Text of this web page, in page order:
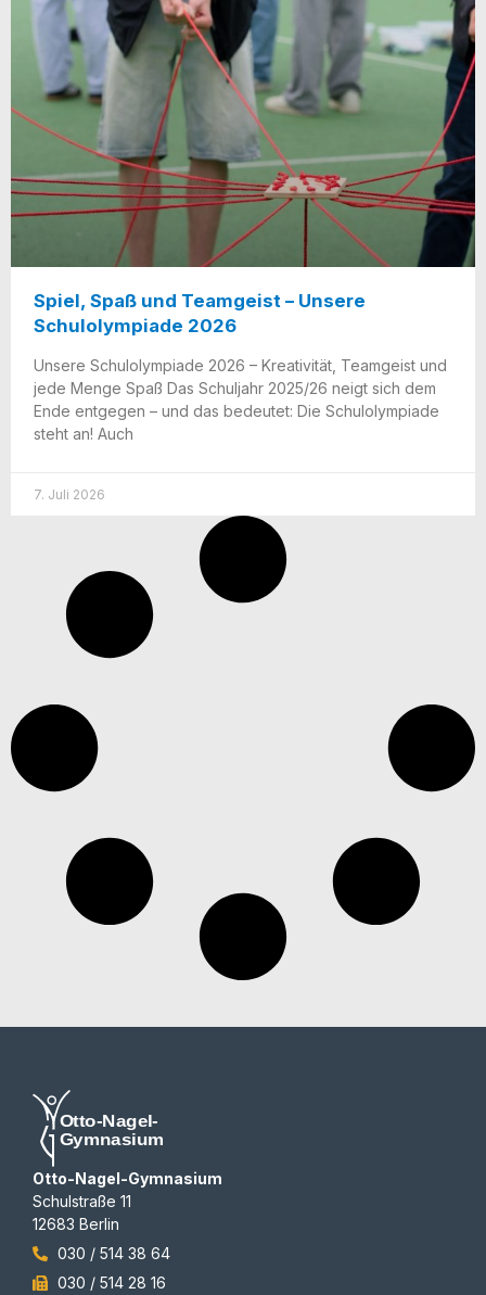
Spiel, Spaß und Teamgeist – Unsere
Schulolympiade 2026
Unse­re Schul­olym­pia­de 2026 – Krea­ti­vi­tät, Team­geist und
jede Men­ge Spaß Das Schul­jahr 2025/​26 neigt sich dem
Ende ent­ge­gen – und das bedeu­tet: Die Schul­olym­pia­de
steht an! Auch
7. Juli 2026
Otto-Nagel-Gymnasium
Schulstraße 11
12683 Berlin
030 / 514 38 64
030 / 514 28 16